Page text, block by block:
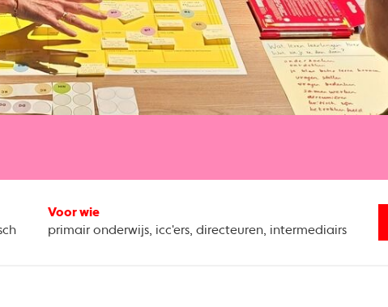
Voor wie
primair onderwijs, icc'ers, directeuren, intermediairs